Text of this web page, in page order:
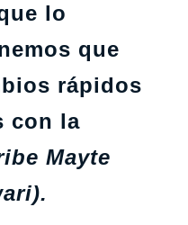
lo
que
rápidos
con la
Mayte